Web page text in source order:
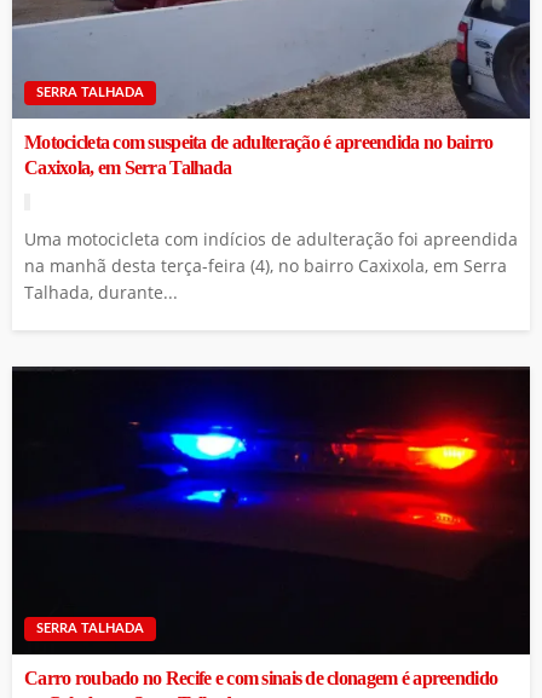
SERRA TALHADA
Motocicleta com suspeita de adulteração é apreendida no bairro
Caxixola, em Serra Talhada
Uma motocicleta com indícios de adulteração foi apreendida
na manhã desta terça-feira (4), no bairro Caxixola, em Serra
Talhada, durante...
SERRA TALHADA
Carro roubado no Recife e com sinais de clonagem é apreendido